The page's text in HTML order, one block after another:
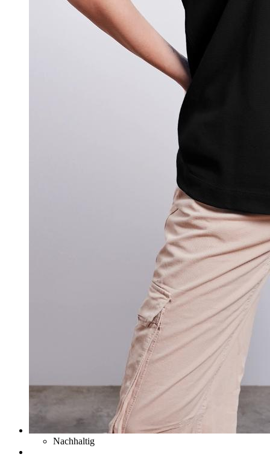
Nachhaltig